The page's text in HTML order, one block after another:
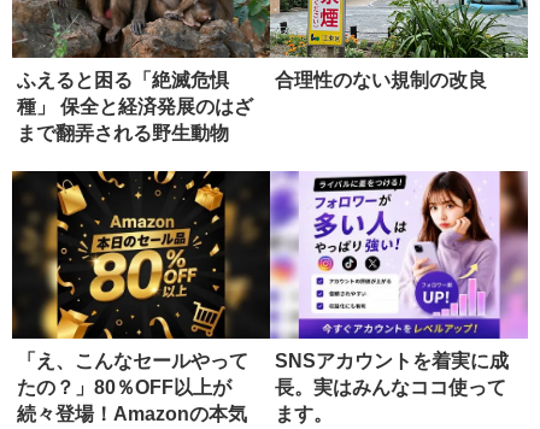
ふえると困る「絶滅危惧
種」 保全と経済発展のはざ
まで翻弄される野生動物
合理性のない規制の改良
「え、こんなセールやって
たの？」80％OFF以上が
続々登場！Amazonの本気
SNSアカウントを着実に成
長。実はみんなココ使って
ます。